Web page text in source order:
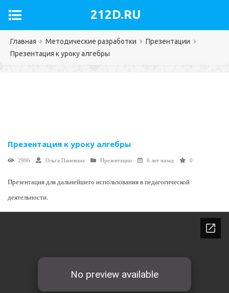
212D.RU
Главная Методические разработки
Презентации
Презентация к уроку алгебры
Презентация к уроку алгебры
2996 Ольга Паневина Презентации 6 лет назад 0
Презентация для дальнейшего использования в педагогической
деятельности.